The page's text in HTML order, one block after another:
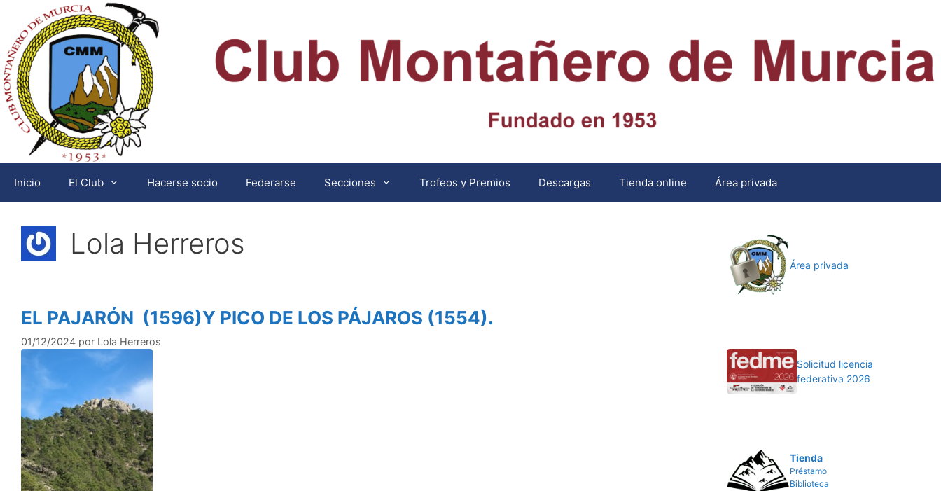
contenido
Inicio El Club Hacerse socio Federarse Secciones Trofeos y Premios Descargas Tienda online Área privada
Lola Herreros
EL PAJARÓN (1596)Y PICO DE LOS PÁJAROS (1554).
01/12/2024 por Lola Herreros
Área privada
Solicitud licencia
federativa 2026
Tienda
Préstamo
Biblioteca